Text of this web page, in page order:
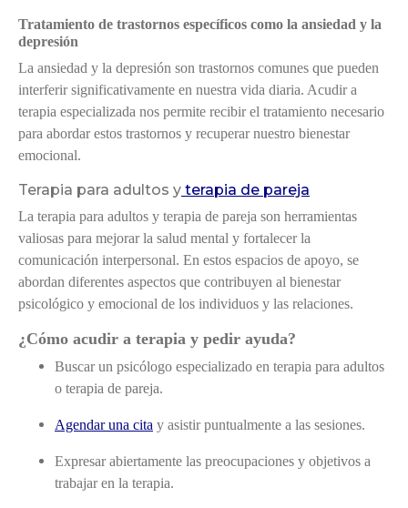
Tratamiento de trastornos específicos como la ansiedad y la
depresión
La ansiedad y la depresión son trastornos comunes que pueden
interferir significativamente en nuestra vida diaria. Acudir a
terapia especializada nos permite recibir el tratamiento necesario
para abordar estos trastornos y recuperar nuestro bienestar
emocional.
Terapia para adultos y terapia de pareja
La terapia para adultos y terapia de pareja son herramientas
valiosas para mejorar la salud mental y fortalecer la
comunicación interpersonal. En estos espacios de apoyo, se
abordan diferentes aspectos que contribuyen al bienestar
psicológico y emocional de los individuos y las relaciones.
¿Cómo acudir a terapia y pedir ayuda?
Buscar un psicólogo especializado en terapia para adultos
o terapia de pareja.
Agendar una cita y asistir puntualmente a las sesiones.
Expresar abiertamente las preocupaciones y objetivos a
trabajar en la terapia.
Solicitar información o cita